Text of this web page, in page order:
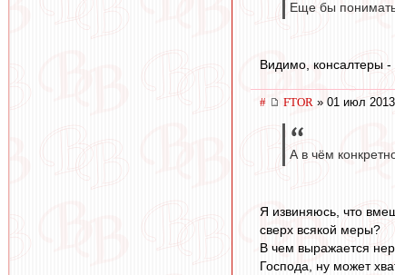
Еще бы
Видимо, консалтеры -
# FTOR » 01 июл
А в чём
Я извиняюсь, что
сверх всякой меры?
В чем выражается
Господа, ну может